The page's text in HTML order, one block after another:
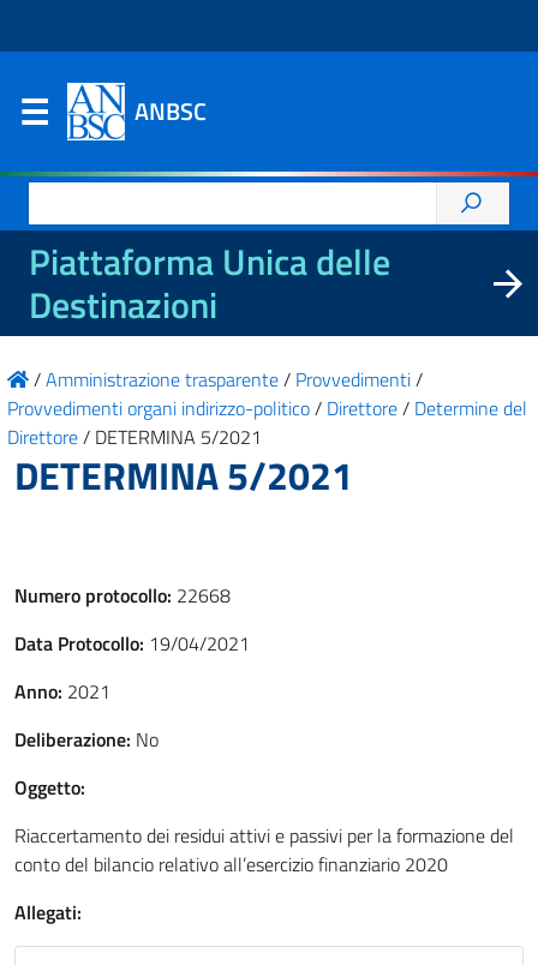
ANBSC
per:
Piattaforma Unica delle
Destinazioni
/Amministrazione trasparente/ Provvedimenti/
Provvedimenti organi indirizzo-politico/ Direttore/ Determine del
Direttore/ DETERMINA 5/2021
DETERMINA 5/2021
Numero protocollo: 22668
Data Protocollo: 19/04/2021
Anno: 2021
Deliberazione: No
Oggetto:
Riaccertamento dei residui attivi e passivi per la formazione del
conto del bilancio relativo all’esercizio finanziario 2020
Allegati: